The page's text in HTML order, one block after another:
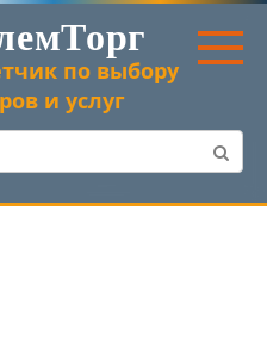
по выбору
и услуг